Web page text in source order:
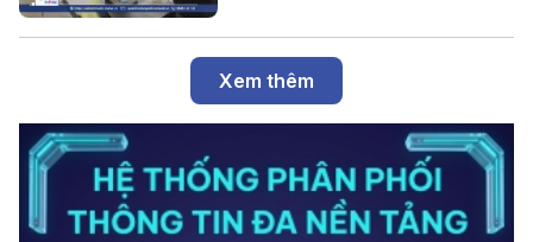
Xem thêm